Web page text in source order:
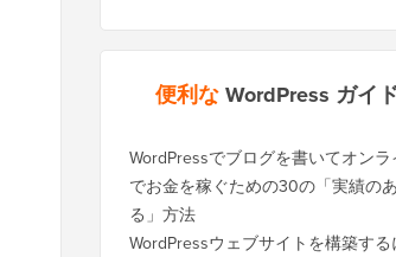
便利なWordPress ガイ
WordPressでブログを書いてオンラ
でお金を稼ぐための30の「実績のあ
る」方法
WordPressウェブサイトを構築する